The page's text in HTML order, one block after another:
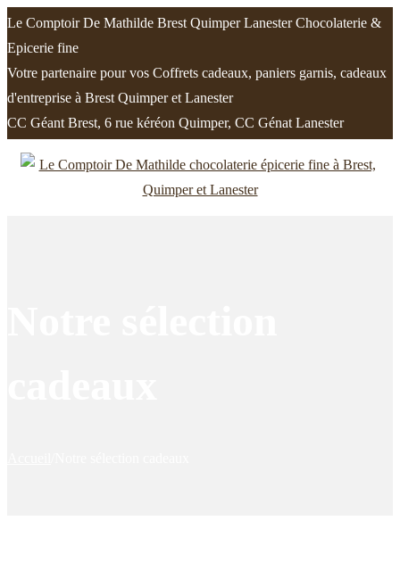
Le Comptoir De Mathilde Brest Quimper Lanester Chocolaterie &
Epicerie fine
Votre partenaire pour vos Coffrets cadeaux, paniers garnis, cadeaux
d'entreprise à Brest Quimper et Lanester
CC Géant Brest, 6 rue kéréon Quimper, CC Génat Lanester
Passer
Passer